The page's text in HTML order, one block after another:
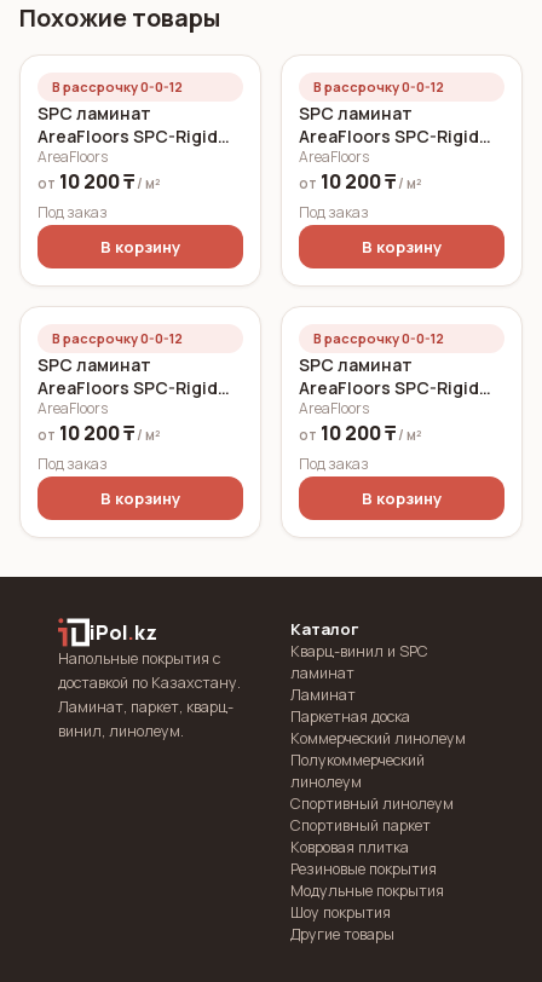
Похожие товары
В рассрочку 0-0-12
SPC ламинат
AreaFloors SPC-Rigid
Click Дуб морской
750x150 6 мм
AreaFloors
от 10 200 ₸ / м²
Под заказ
В корзину
В рассрочку 0-0-12
SPC ламинат
AreaFloors SPC-Rigid
Click Осенний дуб
750x150 5 мм
AreaFloors
от 10 200 ₸ / м²
Под заказ
В корзину
В рассрочку 0-0-12
SPC ламинат
AreaFloors SPC-Rigid
Click Летний дуб
750x150 5 мм
AreaFloors
от 10 200 ₸ / м²
Под заказ
В корзину
В рассрочку 0-0-12
SPC ламинат
AreaFloors SPC-Rigid
Click Весенний дуб
750x150 5 мм
AreaFloors
от 10 200 ₸ / м²
Под заказ
В корзину
iPol.kz
Напольные покрытия с
доставкой по Казахстану.
Ламинат, паркет, кварц-
винил, линолеум.
Каталог
Кварц-винил и SPC
ламинат
Ламинат
Паркетная доска
Коммерческий линолеум
Полукоммерческий
линолеум
Спортивный линолеум
Спортивный паркет
Ковровая плитка
Резиновые покрытия
Модульные покрытия
Шоу покрытия
Другие товары